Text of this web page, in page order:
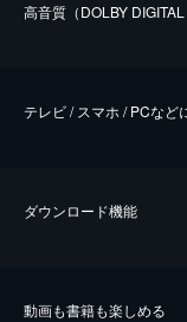
⾼⾳質（DOLBY DIGITAL
テレビ / スマホ / PCなど
ダウンロード機能
動画も書籍も楽しめる